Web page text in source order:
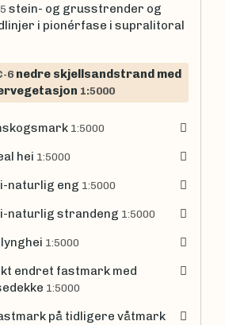
stein- og grusstrender og
i pionérfase i supralitoral
6 nedre skjellsandstrand med
1:5000
1:5000
hei 1:5000
naturlig eng 1:5000
naturlig strandeng 1:5000
1:5000
endret fastmark med
1:5000
på tidligere våtmark